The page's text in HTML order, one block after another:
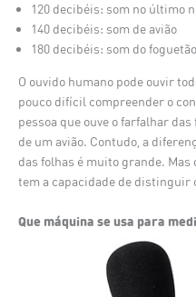
120 decibéis: som no último
140 decibéis: som de avião
180 decibéis: som do
O ouvido humano pode ouvir
pouco difícil compreender o
pessoa que ouve o farfalhar
de um avião. Contudo, a
das folhas é muito grande.
tem a capacidade de distinguir
Que máquina se usa para